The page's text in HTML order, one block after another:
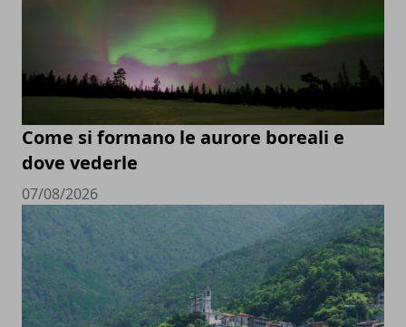
Come si formano le aurore boreali e
dove vederle
07/08/2026